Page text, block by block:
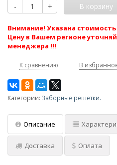
- + В корзину
Внимание! Указана стоимость
Цену в Вашем регионе
менеджера !!!
К сравнению В
Категории: Заборные решетки.
Описание
Доставка Оплата